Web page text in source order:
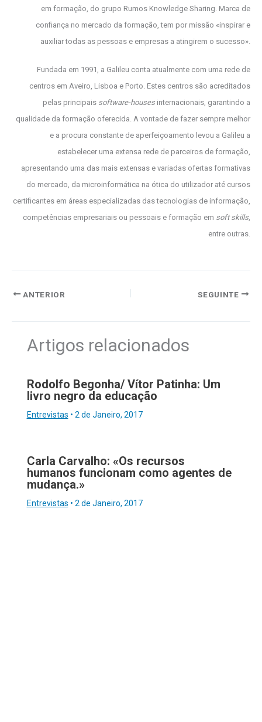
em formação, do grupo Rumos Knowledge Sharing. Marca de
confiança no mercado da formação, tem por missão «inspirar e
auxiliar todas as pessoas e empresas a atingirem o sucesso».
Fundada em 1991, a Galileu conta atualmente com uma rede de
centros em Aveiro, Lisboa e Porto. Estes centros são acreditados
pelas principais software-housesinternacionais, garantindo a
qualidade da formação oferecida. A vontade de fazer sempre melhor
e a procura constante de aperfeiçoamento levou a Galileu a
estabelecer uma extensa rede de parceiros de formação,
apresentando uma das mais extensas e variadas ofertas formativas
do mercado, da microinformática na ótica do utilizador até cursos
certificantes em áreas especializadas das tecnologias de informação,
competências empresariais ou pessoais e formação em soft skills,
entre outras.
ANTERIOR SEGUINTE
Artigos relacionados
Rodolfo Begonha/ Vítor Patinha: Um
livro negro da educação
Entrevistas • 2 de Janeiro, 2017
Carla Carvalho: «Os recursos
humanos funcionam como agentes de
mudança.»
Entrevistas • 2 de Janeiro, 2017